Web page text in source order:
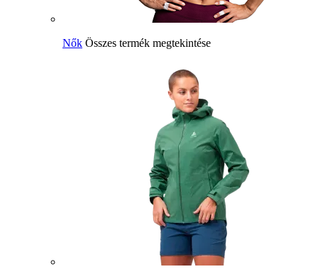
Nők Összes termék megtekintése